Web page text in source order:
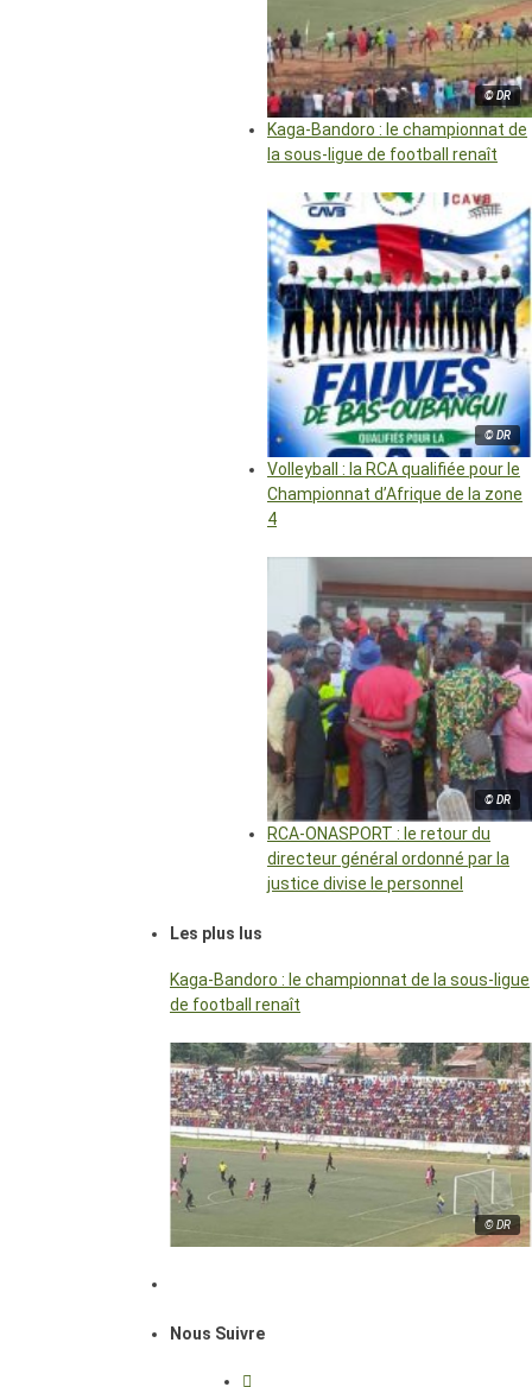
© DR
Kaga-Bandoro : le championnat de
la sous-ligue de football renaît
© DR
Volleyball : la RCA qualifiée pour le
Championnat d’Afrique de la zone
4
© DR
RCA-ONASPORT : le retour du
directeur général ordonné par la
justice divise le personnel
Les plus lus
Kaga-Bandoro : le championnat de la sous-ligue
de football renaît
© DR
Nous Suivre